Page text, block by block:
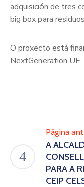
adquisición de tres
big box para
O proxecto está
NextGeneration UE.
Página
A
PARA A
CEIP